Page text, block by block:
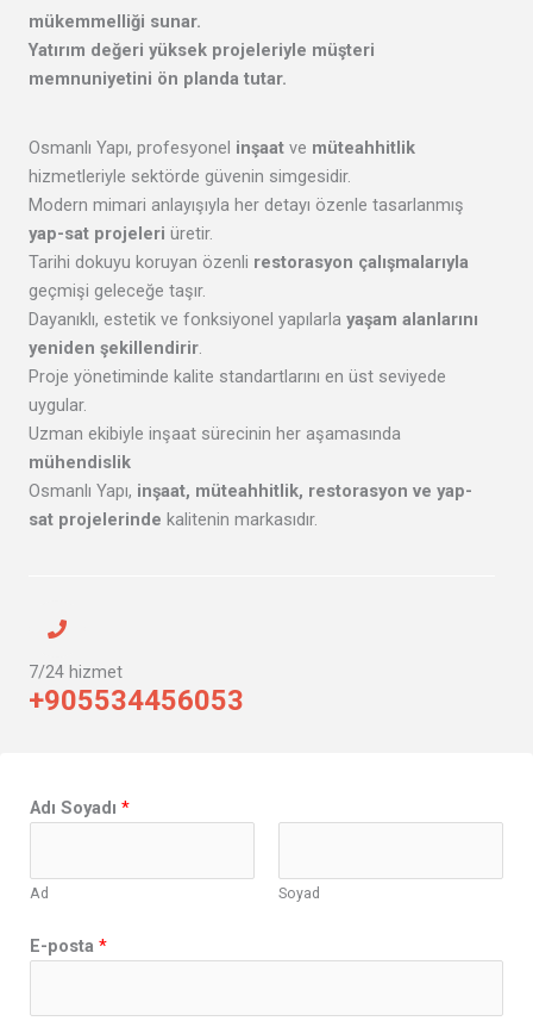
mükemmelliği sunar.
Yatırım değeri yüksek projeleriyle müşteri
memnuniyetini ön planda tutar.
Osmanlı Yapı, profesyonel inşaat ve müteahhitlik
hizmetleriyle sektörde güvenin simgesidir.
Modern mimari anlayışıyla her detayı özenle tasarlanmış
yap-sat projeleri üretir.
Tarihi dokuyu koruyan özenli restorasyon çalışmalarıyla
geçmişi geleceğe taşır.
Dayanıklı, estetik ve fonksiyonel yapılarla yaşam alanlarını
yeniden şekillendirir.
Proje yönetiminde kalite standartlarını en üst seviyede
uygular.
Uzman ekibiyle inşaat sürecinin her aşamasında
mühendislik
Osmanlı Yapı, inşaat, müteahhitlik, restorasyon ve yap-
sat projelerinde kalitenin markasıdır.
7/24 hizmet
+905534456053
Adı Soyadı *
Ad Soyad
E-posta *